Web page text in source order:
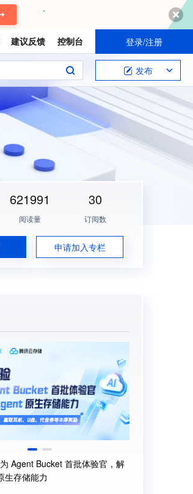
建议反馈 控制台 登录/注册
发布
621991
阅读量
30
订阅数
申请加入专栏
Agent Bucket 首批体验官，解
生存储能力